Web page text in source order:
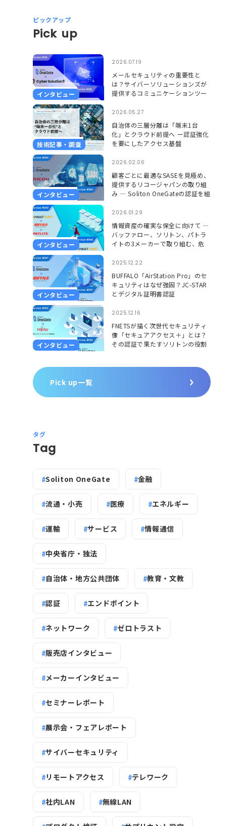
ピックアップ
Pick up
インタビュー
2026.07.19
メールセキュリティの重要性と
は？サイバーソリューションズが
提供するコミュニケーションツー
Soliton OneGate
技術記事・調査
2026.05.27
自治体の三層分離は「端末1台
化」とクラウド前提へ ー認証強化
を要にしたアクセス基盤
インタビュー
2026.02.06
顧客ごとに最適なSASEを見極め、
提供するリコージャパンの取り組
み ― Soliton OneGateの認証を組
境に ―
インタビュー
2026.01.29
情報資産の確実な保全に向けて ―
バッファロー、ソリトン、パトラ
イトの3メーカーで取り組む、危
捉えるソリューション ―
インタビュー
2025.12.22
BUFFALO「AirStation Pro」のセ
キュリティはなぜ強固？JC-STAR
とデジタル証明書認証
インタビュー
2025.12.16
FNETSが描く次世代セキュリティ
像「セキュアアクセス＋」とは？
その認証で果たすソリトンの役割
Pick up一覧
タグ
Tag
Soliton OneGate 金融
流通・小売 医療 エネルギー
運輸 サービス 情報通信
中央省庁・独法
自治体・地方公共団体 教育・文教
認証 エンドポイント
ネットワーク ゼロトラスト
販売店インタビュー
メーカーインタビュー
セミナーレポート
展示会・フェアレポート
サイバーセキュリティ
リモートアクセス テレワーク
社内LAN 無線LAN